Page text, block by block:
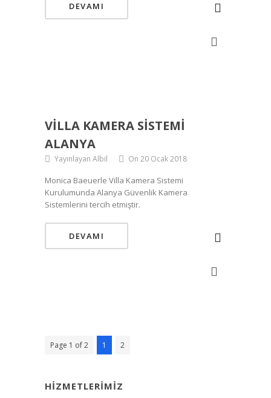
DEVAMI
VILLA KAMERA SISTEMI
ALANYA
Yayınlayan Albil On 20 Ocak 2018
Monica Baeuerle Villa Kamera Sistemi
Kurulumunda Alanya Güvenlik Kamera
Sistemlerini tercih etmiştir.
DEVAMI
Page 1 of 2 1 2
HIZMETLERIMIZ